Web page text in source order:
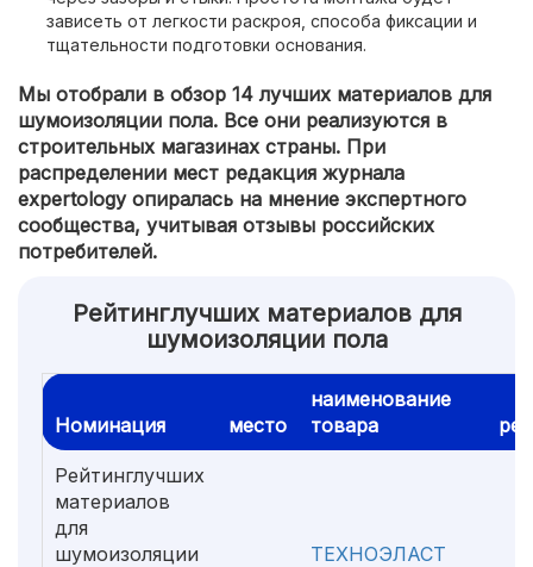
зависеть от легкости раскроя, способа фиксации и
тщательности подготовки основания.
Мы отобрали в обзор 14 лучших материалов для
шумоизоляции пола. Все они реализуются в
строительных магазинах страны. При
распределении мест редакция журнала
expertology опиралась на мнение экспертного
сообщества, учитывая отзывы российских
потребителей.
Рейтинглучших материалов для
шумоизоляции пола
Номинация место
наименование
товара
Рейтинглучших
материалов
для
шумоизоляции
ТЕХНОЭЛАСТ